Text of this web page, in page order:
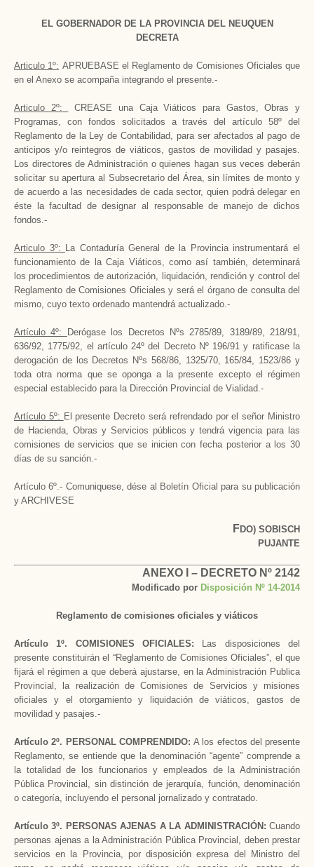
EL GOBERNADOR DE LA PROVINCIA DEL NEUQUEN
DECRETA
Articulo 1º: APRUEBASE el Reglamento de Comisiones Oficiales que
en el Anexo se acompaña integrando el presente.-
Articulo 2º:
CREASE una Caja Viáticos para Gastos, Obras y
Programas, con fondos solicitados a través del artículo 58º del
Reglamento de la Ley de Contabilidad, para ser afectados al pago de
anticipos y/o reintegros de viáticos, gastos de movilidad y pasajes.
Los directores de Administración o quienes hagan sus veces deberán
solicitar su apertura al Subsecretario del Área, sin límites de monto y
de acuerdo a las necesidades de cada sector, quien podrá delegar en
éste la facultad de designar al responsable de manejo de dichos
fondos.-
Articulo 3º: La Contaduría General de la Provincia instrumentará el
funcionamiento de la Caja Viáticos, como así también, determinará
los procedimientos de autorización, liquidación, rendición y control del
Reglamento de Comisiones Oficiales y será el órgano de consulta del
mismo, cuyo texto ordenado mantendrá actualizado.-
Artículo 4º:
Derógase los Decretos Nºs 2785/89, 3189/89, 218/91,
636/92, 1775/92, el artículo 24º del Decreto Nº 196/91 y ratificase la
derogación de los Decretos Nºs 568/86, 1325/70, 165/84, 1523/86 y
toda otra norma que se oponga a la presente excepto el régimen
especial establecido para la Dirección Provincial de Vialidad.-
Artículo 5º: El presente Decreto será refrendado por el señor Ministro
de Hacienda, Obras y Servicios públicos y tendrá vigencia para las
comisiones de servicios que se inicien con fecha posterior a los 30
días de su sanción.-
Artículo 6º.- Comuniquese, dése al Boletín Oficial para su publicación
y ARCHIVESE
FDO) SOBISCH
PUJANTE
ANEXO I – DECRETO Nº 2142
Modificado por Disposición Nº 14-2014
Reglamento de comisiones oficiales y viáticos
Artículo 1º. COMISIONES OFICIALES:
Las disposiciones del
presente constituirán el “Reglamento de Comisiones Oficiales”, el que
fijará el régimen a que deberá ajustarse, en la Administración Publica
Provincial, la realización de Comisiones de Servicios y misiones
oficiales y el otorgamiento y liquidación de viáticos, gastos de
movilidad y pasajes.-
Artículo 2º. PERSONAL COMPRENDIDO: A los efectos del presente
Reglamento, se entiende que la denominación “agente” comprende a
la totalidad de los funcionarios y empleados de la Administración
Pública Provincial, sin distinción de jerarquía, función, denominación
o categoría, incluyendo el personal jornalizado y contratado.
Artículo 3º. PERSONAS AJENAS A LA ADMINISTRACIÓN: Cuando
personas ajenas a la Administración Pública Provincial, deben prestar
servicios en la Provincia, por disposición expresa del Ministro del